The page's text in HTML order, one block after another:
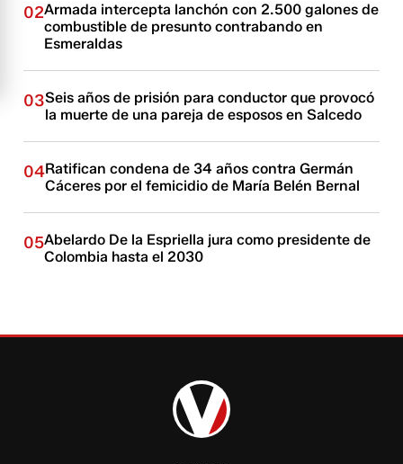
02Armada intercepta lanchón con 2.500 galones de
combustible de presunto contrabando en
Esmeraldas
03Seis años de prisión para conductor que provocó
la muerte de una pareja de esposos en Salcedo
04Ratifican condena de 34 años contra Germán
Cáceres por el femicidio de María Belén Bernal
05Abelardo De la Espriella jura como presidente de
Colombia hasta el 2030